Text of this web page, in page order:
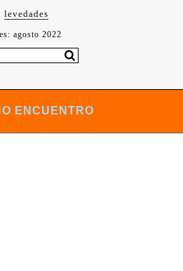
levedades
agosto 2022
ENCUENTRO